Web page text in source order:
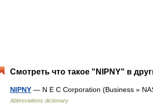
Смотреть что такое "NIPNY" в
NIPNY — N E C Corporation (Business »
Abbreviations dictionary